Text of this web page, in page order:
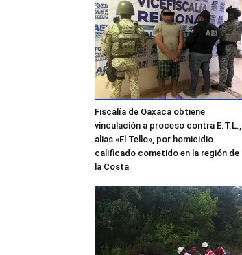
Fiscalía de Oaxaca obtiene
vinculación a proceso contra E.T.L.,
alias «El Tello», por homicidio
calificado cometido en la región de
la Costa